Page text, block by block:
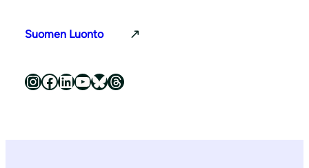
Suomen Luonto
Luonnonsuojeluliitto Instagramissa Luonnonsuojeluliitto Facebookissa Luonnonsuojeluliitto LinkedInissä Luonnonsuojeluliiton YouTube-kanava Luonnonsuojeluliitto Blueskyssa Luonnonsuojeluliitto Threadsissa